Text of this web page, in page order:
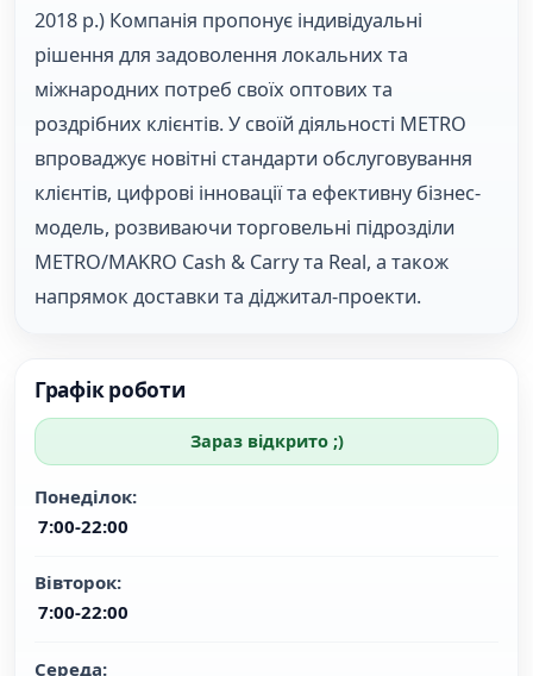
2018 р.) Компанія пропонує індивідуальні
рішення для задоволення локальних та
міжнародних потреб своїх оптових та
роздрібних клієнтів. У своїй діяльності METRO
впроваджує новітні стандарти обслуговування
клієнтів, цифрові інновації та ефективну бізнес-
модель, розвиваючи торговельні підрозділи
METRO/MAKRO Cash & Carry та Real, а також
напрямок доставки та діджитал-проекти.
Графік роботи
Зараз відкрито ;)
понеділок:
7:00-22:00
вівторок:
7:00-22:00
середа: